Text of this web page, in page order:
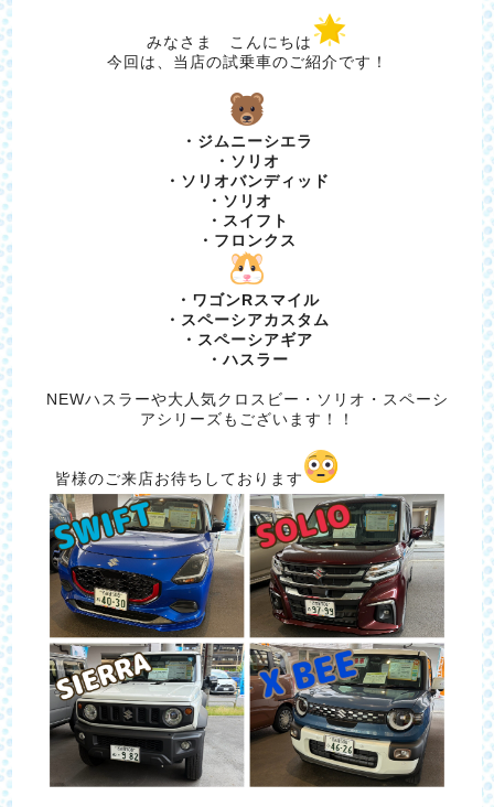
みなさま こんにちは
今回は、当店の試乗車のご紹介です！
・ジムニーシエラ
・ソリオ
・ソリオバンディッド
・ソリオ
・スイフト
・フロンクス
・ワゴンRスマイル
・スペーシアカスタム
・スペーシアギア
・ハスラー
NEWハスラーや大人気クロスビー・ソリオ・スペーシ
アシリーズもございます！！
皆様のご来店お待ちしております